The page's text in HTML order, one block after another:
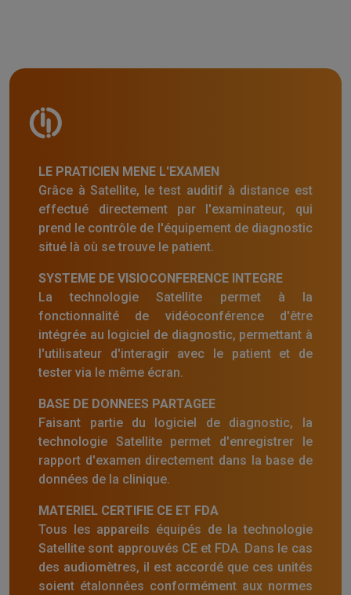
LE PRATICIEN MENE L'EXAMEN
Grâce à Satellite, le test auditif à distance est
effectué directement par l'examinateur, qui
prend le contrôle de l'équipement de diagnostic
situé là où se trouve le patient.
SYSTEME DE VISIOCONFERENCE INTEGRE
La technologie Satellite permet à la
fonctionnalité de vidéoconférence d'être
intégrée au logiciel de diagnostic, permettant à
l'utilisateur d'interagir avec le patient et de
tester via le même écran.
BASE DE DONNEES PARTAGEE
Faisant partie du logiciel de diagnostic, la
technologie Satellite permet d'enregistrer le
rapport d'examen directement dans la base de
données de la clinique.
MATERIEL CERTIFIE CE ET FDA
Tous les appareils équipés de la technologie
Satellite sont approuvés CE et FDA. Dans le cas
des audiomètres, il est accordé que ces unités
soient étalonnées conformément aux normes